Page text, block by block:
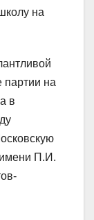
на
партии на
в
П.И.